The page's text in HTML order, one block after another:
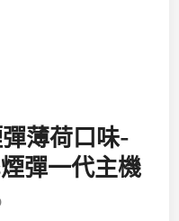
薄荷口味-
彈一代主機